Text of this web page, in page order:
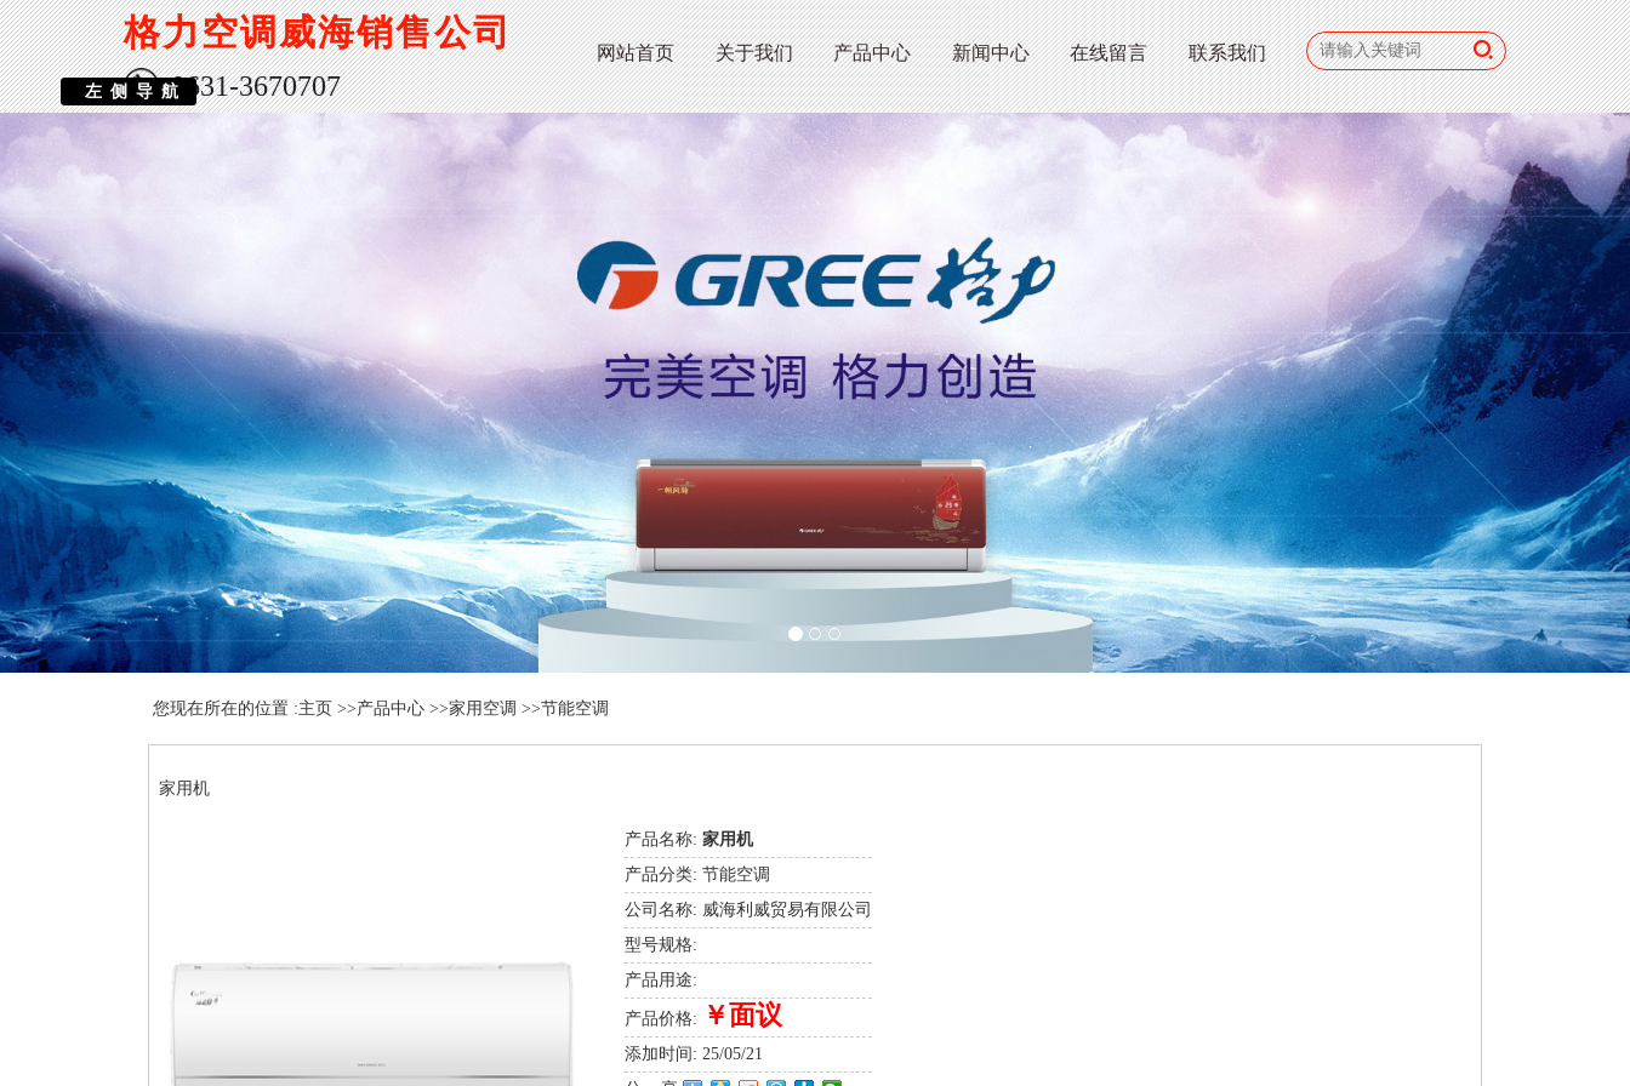
格力空调威海销售公司
0631-3670707
网站首页 关于我们 产品中心 新闻中心 在线留言 联系我们
您现在所在的位置 :主页 >>产品中心 >>家用空调 >>节能空调
左侧导航
家用机
产品名称: 家用机
产品分类: 节能空调
公司名称: 威海利威贸易有限公司
型号规格:
产品用途:
产品价格: ￥面议
添加时间: 25/05/21